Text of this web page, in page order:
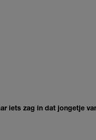
iets zag in dat jongetje